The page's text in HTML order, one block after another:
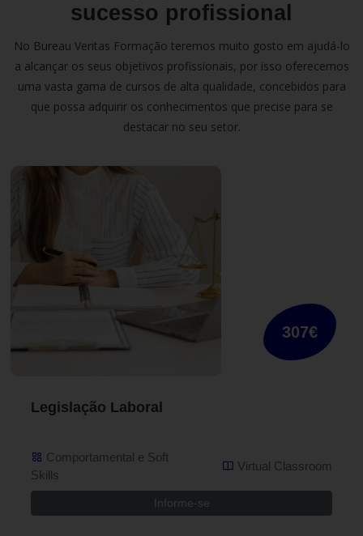
sucesso profissional
No Bureau Veritas Formação teremos muito gosto em ajudá-lo
a alcançar os seus objetivos profissionais, por isso oferecemos
uma vasta gama de cursos de alta qualidade, concebidos para
que possa adquirir os conhecimentos que precise para se
destacar no seu setor.
307€
Legislação Laboral
Comportamental e Soft
Skills
Virtual Classroom
Informe-se